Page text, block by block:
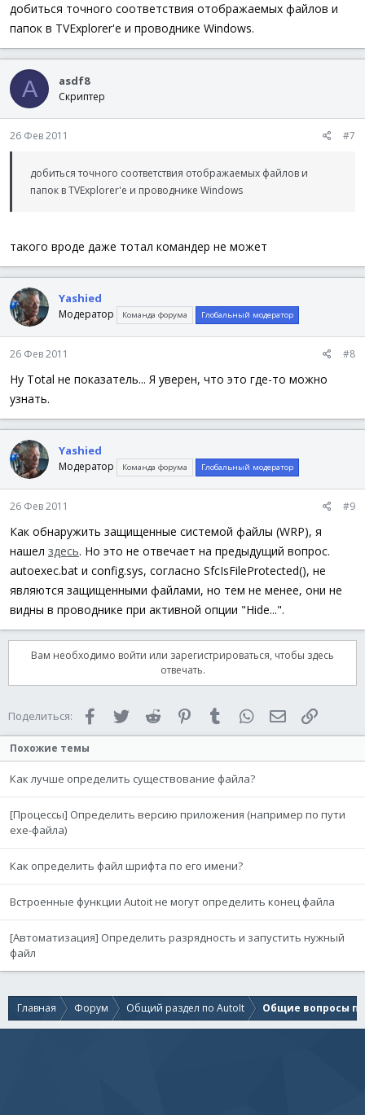
добиться точного соответствия отображаемых файлов и
папок в TVExplorer'е и проводнике Windows.
A asdf8
Скриптер
26 Фев 2011 #7
добиться точного соответствия отображаемых файлов и
папок в TVExplorer'е и проводнике Windows
такого вроде даже тотал командер не может
Yashied
Модератор Команда форума Глобальный модератор
26 Фев 2011 #8
Ну Total не показатель... Я уверен, что это где-то можно
узнать.
Yashied
Модератор Команда форума Глобальный модератор
26 Фев 2011 #9
Как обнаружить защищенные системой файлы (WRP), я
нашел здесь. Но это не отвечает на предыдущий вопрос.
autoexec.bat и config.sys, согласно SfcIsFileProtected(), не
являются защищенными файлами, но тем не менее, они не
видны в проводнике при активной опции "Hide...".
Вам необходимо войти или зарегистрироваться, чтобы здесь
отвечать.
Поделиться: FacebookTwitter Reddit PinterestTumblr WhatsAppЭлектронная
Похожие темы
Как лучше определить существование файла?
[Процессы] Определить версию приложения (например по пути
exe-файла)
Как определить файл шрифта по его имени?
Встроенные функции Autoit не могут определить конец файла
[Автоматизация] Определить разрядность и запустить нужный
файл
Главная Форум Общий раздел по AutoIt Общие вопросы